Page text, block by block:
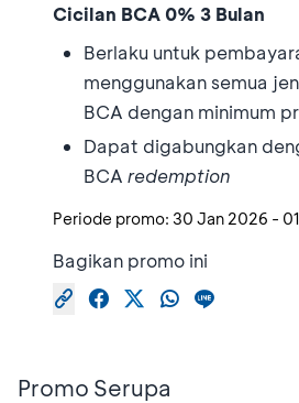
Cicilan BCA 0% 3 Bulan
Berlaku untuk
menggunakan semua
BCA dengan minimum
Dapat digabungkan
BCA redemption
Periode promo: 30 Jan 2026 -
Bagikan promo ini
Promo Serupa